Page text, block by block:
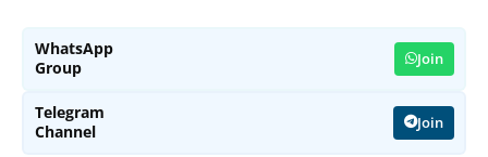
WhatsApp
Group
Join
Telegram
Channel
Join